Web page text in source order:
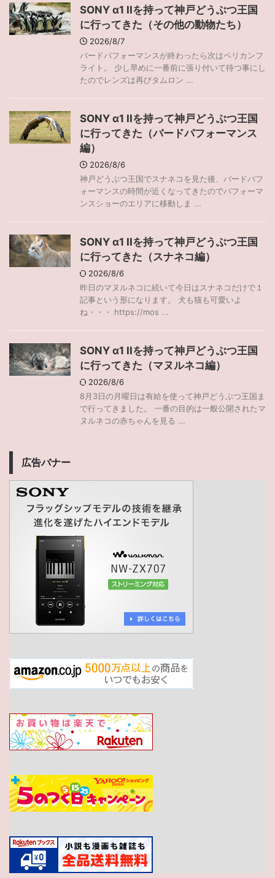
SONY α1 IIを持って神戸どうぶつ王国
に行ってきた（その他の動物たち）
2026/8/7
バードパフォーマンスが終わったら次はペリカンフ
ライト。 少し早めに一番前に張り付いて待つ事にし
たのでレンズは再びタムロン ...
SONY α1 IIを持って神戸どうぶつ王国
に行ってきた（バードパフォーマンス
編）
2026/8/6
神戸どうぶつ王国でスナネコを見た後、バードパフ
ォーマンスの時間が近くなってきたのでパフォーマ
ンスショーのエリアに移動しま ...
SONY α1 IIを持って神戸どうぶつ王国
に行ってきた（スナネコ編）
2026/8/6
昨日のマヌルネコに続いて今日はスナネコだけで１
記事という形になります。 犬も猫も可愛いよ
ね・・・ https://mos ...
SONY α1 IIを持って神戸どうぶつ王国
に行ってきた（マヌルネコ編）
2026/8/6
8月3日の月曜日は有給を使って神戸どうぶつ王国ま
で行ってきました。 一番の目的は一般公開されたマ
ヌルネコの赤ちゃんを見る ...
広告バナー